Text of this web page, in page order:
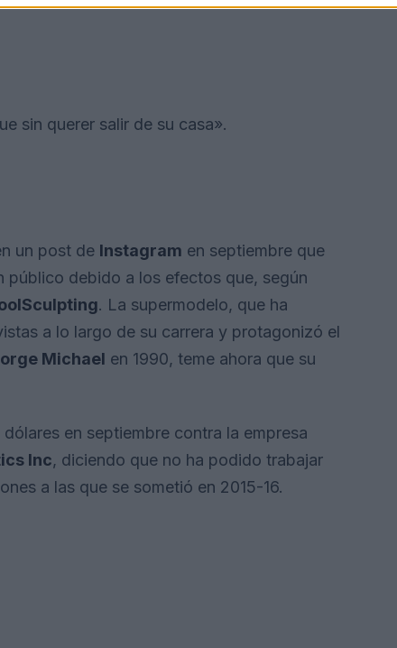
sin querer salir de su casa».
un post de Instagram en septiembre que
público debido a los efectos que, según
. La supermodelo, que ha
a lo largo de su carrera y protagonizó el
Michael en 1990, teme ahora que su
en septiembre contra la empresa
Inc, diciendo que no ha podido trabajar
a las que se sometió en 2015-16.